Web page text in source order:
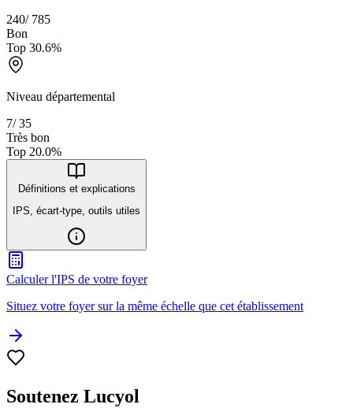
240/ 785
Bon
Top 30.6%
Niveau départemental
7/35
Très bon
Top 20.0%
Définitions et explications
IPS, écart-type, outils utiles
Calculer l'IPS de votre foyer
Situez votre foyer sur la même échelle que cet établissement
Soutenez Lucyol